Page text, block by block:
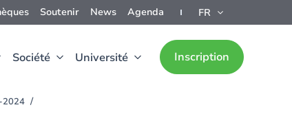
Soutenir News Agenda FR
Société Université Inscription
2024